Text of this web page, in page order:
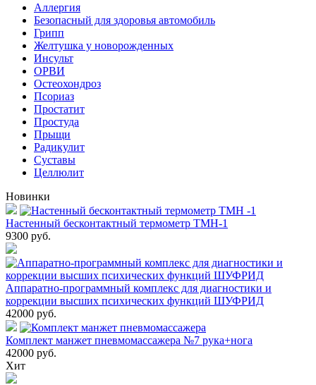
Аллергия
Безопасный для здоровья автомобиль
Грипп
Желтушка у новорожденных
Инсульт
ОРВИ
Остеохондроз
Пcориаз
Простатит
Простуда
Прыщи
Радикулит
Суставы
Целлюлит
Новинки
Настенный бесконтактный термометр ТМН-1
9300 руб.
Аппаратно-программный комплекс для диагностики и
коррекции высших психических функций ШУФРИД
42000 руб.
Комплект манжет пневмомассажера №7 рука+нога
42000 руб.
Хит